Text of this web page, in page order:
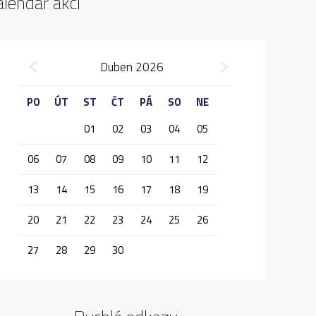
Duben 2026
PO ÚT ST ČT PÁ SO
NE
01
02 03 04
05
06
07 08 09 10 11
12
13
14 15 16 17 18
19
20
21 22 23 24 25
26
27
28 29 30